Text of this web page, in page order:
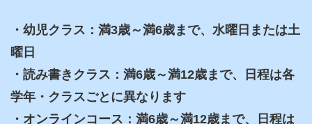
・幼児クラス：満3歳～満6歳まで、水曜日または土
曜日
・読み書きクラス：満6歳～満12歳まで、日程は各
学年・クラスごとに異なります
・オンラインコース：満6歳～満12歳まで、日程は